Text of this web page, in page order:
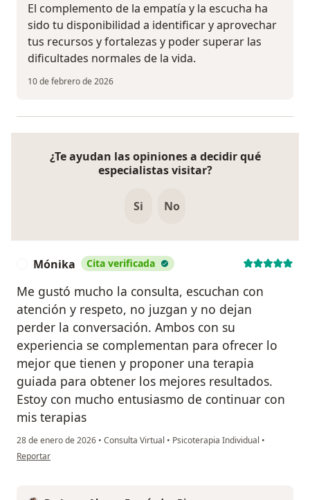
El complemento de la empatía y la escucha ha
sido tu disponibilidad a identificar y aprovechar
tus recursos y fortalezas y poder superar las
dificultades normales de la vida.
10 de febrero de 2026
¿Te ayudan las opiniones a decidir qué
especialistas visitar?
Si No
Mónika Cita verificada
Me gustó mucho la consulta, escuchan con
atención y respeto, no juzgan y no dejan
perder la conversación. Ambos con su
experiencia se complementan para ofrecer lo
mejor que tienen y proponer una terapia
guiada para obtener los mejores resultados.
Estoy con mucho entusiasmo de continuar con
mis terapias
28 de enero de 2026 • Consulta Virtual • Psicoterapia Individual •
en opinión del usuario Mónika
Reportar